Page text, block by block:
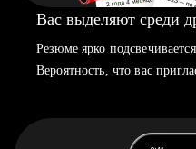
Вас выделяют среди
Резюме ярко
Вероятность, что вас